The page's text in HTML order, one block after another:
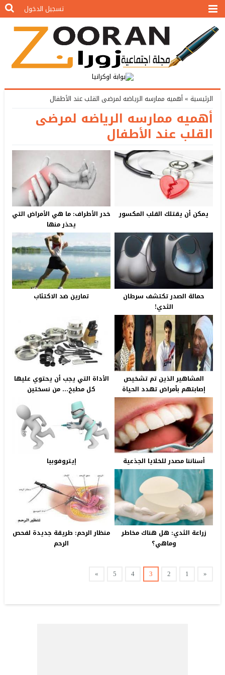
تسجيل الدخول
الرئيسية »أهميه ممارسه الرياضه لمرضى القلب عند الأطفال
أهميه ممارسه الرياضه لمرضى
القلب عند الأطفال
يمكن أن يقتلك القلب المكسور
خدر الأطراف: ما هي الأمراض التي
يحذر منها
حمالة الصدر تكتشف سرطان
الثدي!
تمارين ضد الاكتئاب
المشاهير الذين تم تشخيص
إصابتهم بأمراض تهدد الحياة
الأداة التي يجب أن يحتوي عليها
كل مطبخ… من نسختين
أسناننا مصدر للخلايا الجذعية إيتروفوبيا
زراعة الثدي: هل هناك مخاطر
وماهي؟
منظار الرحم: طريقة جديدة لفحص
الرحم
«
1
2
3
4
5
»